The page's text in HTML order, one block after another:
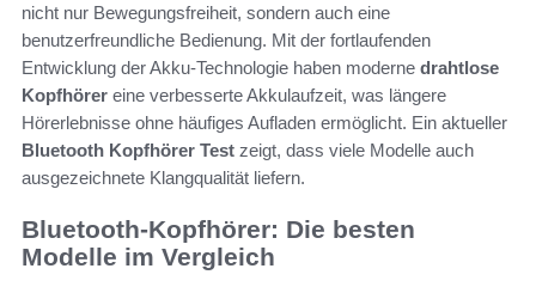
nicht nur Bewegungsfreiheit, sondern auch eine
benutzerfreundliche Bedienung. Mit der fortlaufenden
Entwicklung der Akku-Technologie haben moderne drahtlose
Kopfhörer eine verbesserte Akkulaufzeit, was längere
Hörerlebnisse ohne häufiges Aufladen ermöglicht. Ein aktueller
Bluetooth Kopfhörer Test zeigt, dass viele Modelle auch
ausgezeichnete Klangqualität liefern.
Bluetooth-Kopfhörer: Die besten
Modelle im Vergleich